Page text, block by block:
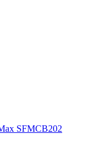
SFMCB202